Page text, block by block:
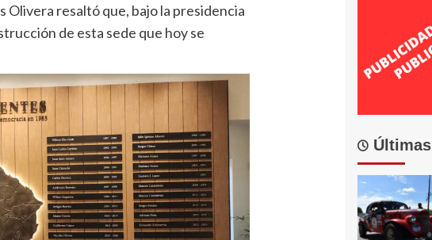
Olivera resaltó que, bajo la presidencia
de esta sede que hoy se
Últimas